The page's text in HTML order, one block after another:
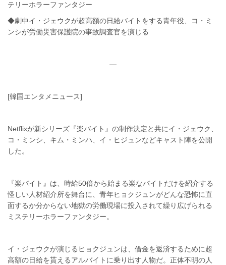
テリーホラーファンタジー
◆劇中イ・ジェウクが超高額の日給バイトをする青年役、コ・ミ
ンシが労働災害保護院の事故調査官を演じる
—
[韓国エンタメニュース]
Netflixが新シリーズ『楽バイト』の制作決定と共にイ・ジェウク、
コ・ミンシ、キム・ミンハ、イ・ヒジュンなどキャスト陣を公開
した。
『楽バイト』は、時給50倍から始まる楽なバイトだけを紹介する
怪しい人材紹介所を舞台に、青年ヒョクジュンがどんな恐怖に直
面するか分からない地獄の労働現場に投入されて繰り広げられる
ミステリーホラーファンタジー。
イ・ジェウクが演じるヒョクジュンは、借金を返済するために超
高額の日給を貰えるアルバイトに乗り出す人物だ。正体不明の人